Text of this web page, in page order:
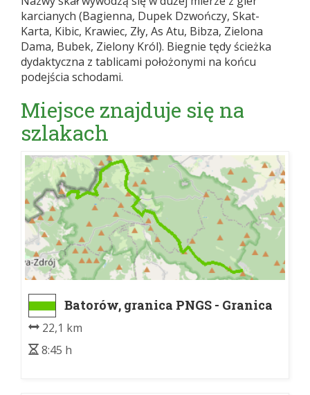
karcianych (Bagienna, Dupek Dzwończy, Skat-
Karta, Kibic, Krawiec, Zły, As Atu, Bibza, Zielona
Dama, Bubek, Zielony Król). Biegnie tędy ścieżka
dydaktyczna z tablicami położonymi na końcu
podejścia schodami.
Miejsce znajduje się na
szlakach
Batorów, granica PNGS - Granica
22,1 km
8:45 h